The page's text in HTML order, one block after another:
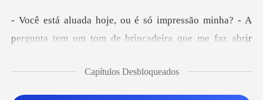
Sair
o minha? - A
pergunta tem um tom de brinc
Capítulos Desbloqueados